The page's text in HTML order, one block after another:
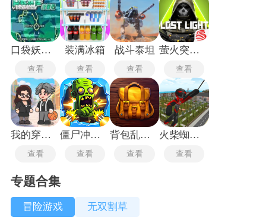
口袋妖怪绿宝石最新版
查看
装满冰箱
查看
战斗泰坦
查看
萤火突击国际服
查看
我的穿越人生
查看
僵尸冲锋无限战斗
查看
背包乱斗中文版
查看
火柴蜘蛛侠英雄2
查看
专题合集
冒险游戏 无双割草